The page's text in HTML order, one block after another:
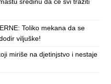
sredinu da će svi tražiti
Toliko mekana da se
viljuške!
miriše na djetinjstvo i nestaje